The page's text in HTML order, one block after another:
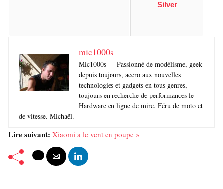
Silver
mic1000s
Mic1000s — Passionné de modélisme, geek
depuis toujours, accro aux nouvelles
technologies et gadgets en tous genres,
toujours en recherche de performances le
Hardware en ligne de mire. Féru de moto et
de vitesse. Michaël.
Lire suivant: Xiaomi a le vent en poupe »